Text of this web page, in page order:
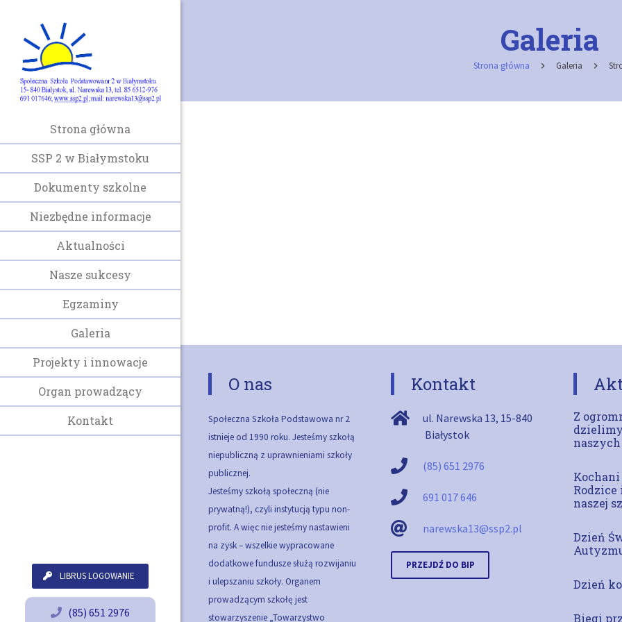
Strona główna
SSP 2 w Białymstoku
Dokumenty szkolne
Niezbędne informacje
Aktualności
Nasze sukcesy
Egzaminy
Galeria
Projekty i innowacje
Organ prowadzący
Kontakt
LIBRUS LOGOWANIE
(85) 651 2976
Galeria
Strona główna Galeria
O nas
Społeczna Szkoła Podstawowa nr 2
istnieje od 1990 roku. Jesteśmy szkołą
niepubliczną z uprawnieniami szkoły
publicznej.
Jesteśmy szkołą społeczną (nie
prywatną!), czyli instytucją typu non-
profit. A więc nie jesteśmy nastawieni
na zysk – wszelkie wypracowane
dodatkowe fundusze służą rozwijaniu
i ulepszaniu szkoły. Organem
prowadzącym szkołę jest
stowarzyszenie „Towarzystwo
Kontakt
ul. Narewska 13, 15-840
Białystok
(85) 651 2976
691 017 646
narewska13@ssp2.pl
PRZEJDŹ DO BIP
Z
naszej
Dzień
Dzień
Biegi